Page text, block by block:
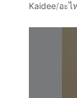
Kaidee/อะไ